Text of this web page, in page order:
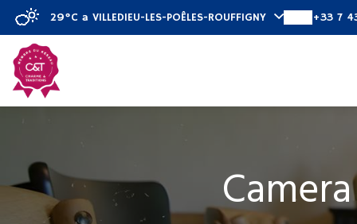
29°C a VILLEDIEU-LES-POÊLES-ROUFFIGNY +33 7